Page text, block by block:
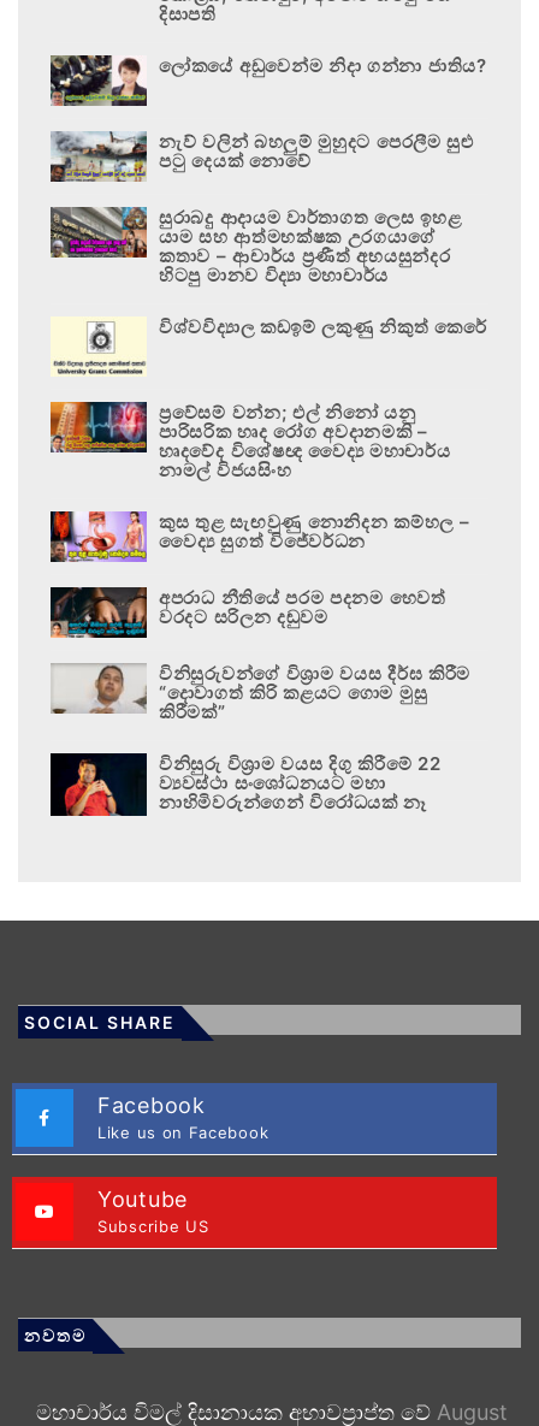
දිසාපති
ලෝකයේ අඩුවෙන්ම නිදා ගන්නා ජාතිය?
නැව් වලින් බහලුම් මුහුදට පෙරලීම සුළු
පටු දෙයක් නොවේ
සුරාබදු ආදායම වාර්තාගත ලෙස ඉහළ
යාම සහ ආත්මභක්ෂක උරගයාගේ
කතාව – ආචාර්ය ප්‍රණීත් අභයසුන්දර
හිටපු මානව විද්‍යා මහාචාර්ය
විශ්වවිද්‍යාල කඩඉම් ලකුණු නිකුත් කෙරේ
ප්‍රවේසම් වන්න; එල් නිනෝ යනු
පාරිසරික හෘද රෝග අවදානමකි –
හෘදවේද විශේෂඥ වෛද්‍ය මහාචාර්ය
නාමල් විජයසිංහ
කුස තුළ සැඟවුණු නොනිදන කම්හල –
වෛද්‍ය සුගත් විජේවර්ධන
අපරාධ නීතියේ පරම පදනම හෙවත්
වරදට සරිලන දඬුවම
විනිසුරුවන්ගේ විශ්‍රාම වයස දීර්ඝ කිරීම
“දොවාගත් කිරි කළයට ගොම මුසු
කිරීමක්”
විනිසුරු විශ්‍රාම වයස දිගු කිරීමේ 22
ව්‍යවස්ථා සංශෝධනයට මහා
නාහිමිවරුන්ගෙන් විරෝධයක් නෑ
SOCIAL SHARE
Facebook
Like us on Facebook
Youtube
Subscribe US
නවතම
මහාචාර්ය විමල් දිසානායක අභාවප්‍රාප්ත වේ August